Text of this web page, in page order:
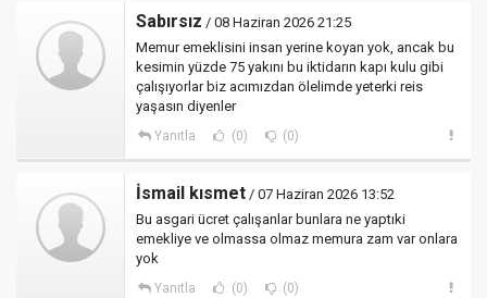
Sabırsız / 08 Haziran 2026 21:25
Memur emeklisini insan yerine koyan yok, ancak bu
kesimin yüzde 75 yakını bu iktidarın kapı kulu gibi
çalışıyorlar biz acımızdan ölelimde yeterki reis
yaşasın diyenler
Yanıtla (0) (0)
İsmail kısmet / 07 Haziran 2026 13:52
Bu asgari ücret çalışanlar bunlara ne yaptıki
emekliye ve olmassa olmaz memura zam var onlara
yok
Yanıtla (0) (0)